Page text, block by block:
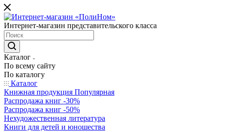
Интернет-магазин представительского класса
Каталог
По всему сайту
По каталогу
Каталог
Книжная продукция Популярная
Распродажа книг -30%
Распродажа книг -50%
Нехудожественная литература
Книги для детей и юношества